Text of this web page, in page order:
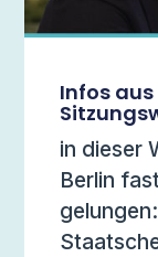
Infos
in dieser
Berlin